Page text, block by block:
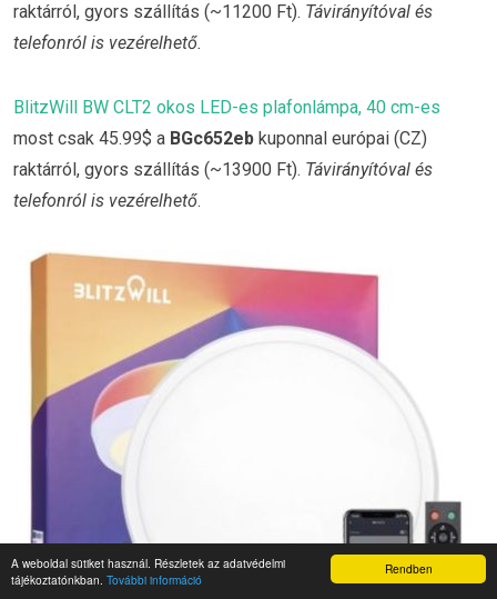
Rendben
A weboldal sütiket használ. Részletek az adatvédelmi
tájékoztatónkban. További információ
raktárról, gyors szállítás (~11200 Ft). Távirányítóval és
telefonról is vezérelhető.
BlitzWill BW CLT2 okos LED-es plafonlámpa, 40 cm-es
most csak 45.99$ a BGc652eb kuponnal európai (CZ)
raktárról, gyors szállítás (~13900 Ft). Távirányítóval és
telefonról is vezérelhető.